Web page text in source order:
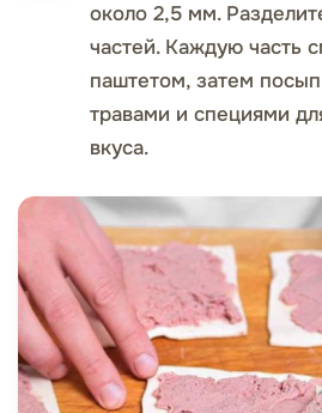
около 2,5 мм.
частей. Каждую часть
паштетом, затем
травами и специями
вкуса.